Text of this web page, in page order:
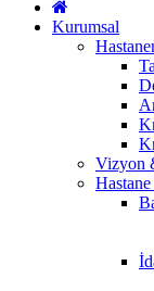
Kurumsal
Vizyon